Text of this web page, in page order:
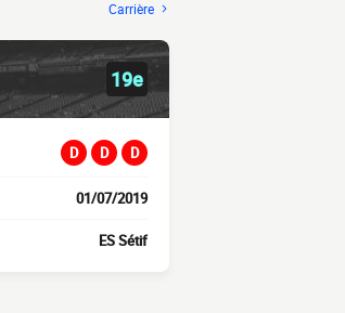
Carrière
19e
D D D
01/07/2019
ES Sétif